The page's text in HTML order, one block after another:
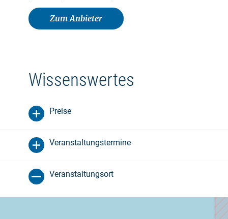
Zum Anbieter
Wissenswertes
Preise
Veranstaltungstermine
Veranstaltungsort